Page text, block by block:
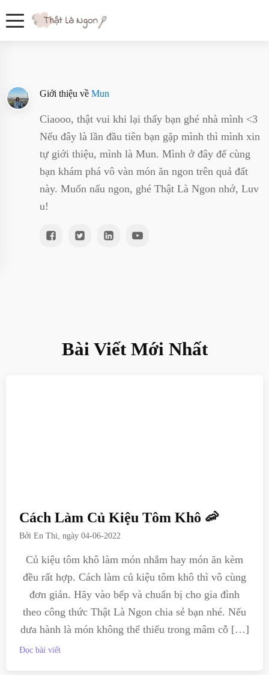
Giới thiệu về Mun
Ciaooo, thật vui khi lại thấy bạn ghé nhà mình <3
Nếu đây là lần đầu tiên bạn gặp mình thì mình xin
tự giới thiệu, mình là Mun. Mình ở đây để cùng
bạn khám phá vô vàn món ăn ngon trên quả đất
này. Muốn nấu ngon, ghé Thật Là Ngon nhớ, Luv
u!
Bài Viết Mới Nhất
Cách Làm Củ Kiệu Tôm Khô 🦐
BởiEn Thi , ngày04-06-2022
Củ kiệu tôm khô làm món nhắm hay món ăn kèm
đều rất hợp. Cách làm củ kiệu tôm khô thì vô cùng
đơn giản. Hãy vào bếp và chuẩn bị cho gia đình
theo công thức Thật Là Ngon chia sẻ bạn nhé. Nếu
dưa hành là món không thể thiếu trong mâm cỗ […]
Đọc bài viết